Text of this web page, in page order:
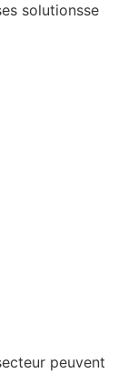
solutionsse
peuvent